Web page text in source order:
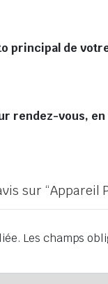
principal de
rendez-vous,
sur “Appareil
Les champs